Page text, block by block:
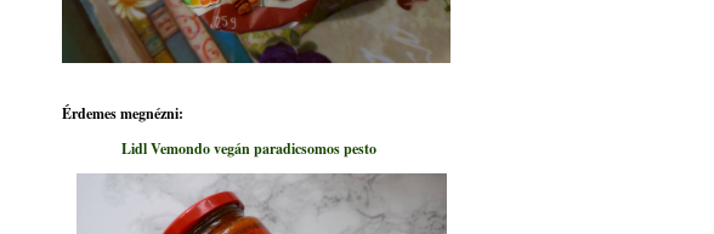
Érdemes megnézni:
Lidl Vemondo vegán paradicsomos pesto